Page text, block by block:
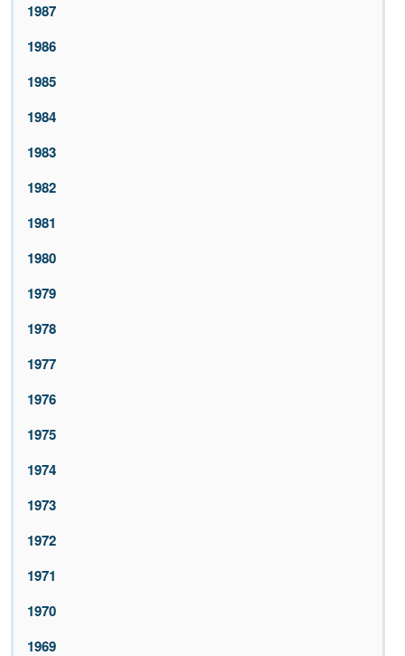
1987
1986
1985
1984
1983
1982
1981
1980
1979
1978
1977
1976
1975
1974
1973
1972
1971
1970
1969